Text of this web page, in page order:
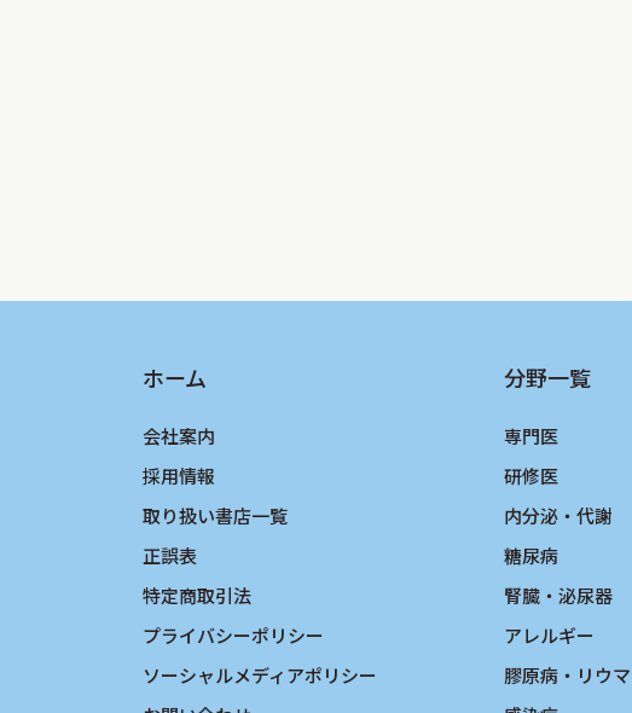
ホーム
会社案内
採用情報
取り扱い書店一覧
正誤表
特定商取引法
プライバシーポリシー
ソーシャルメディアポリシー
分野一覧
専門医
研修医
内分泌・代謝
糖尿病
腎臓・泌尿器
アレルギー
膠原病・リウ